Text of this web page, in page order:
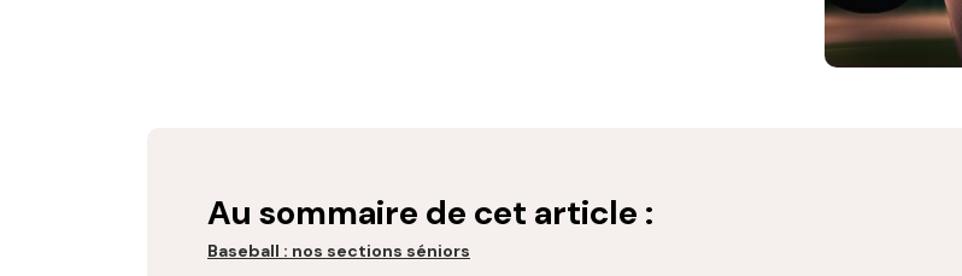
Au sommaire de cet article :
Baseball : nos sections séniors